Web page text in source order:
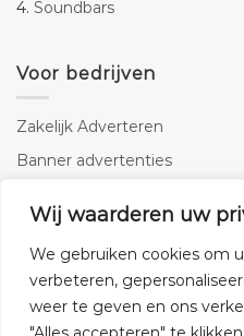
Wij waarderen uw
We gebruiken cookies om
verbeteren,
weer te geven en ons
4. Soundbars
Voor bedrijven
Zakelijk Adverteren
Banner advertenties
SEO copywriting